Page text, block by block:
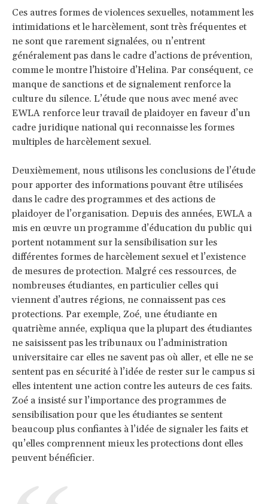
Ces autres formes de violences sexuelles, notamment les
intimidations et le harcèlement, sont très fréquentes et
ne sont que rarement signalées, ou n’entrent
généralement pas dans le cadre d’actions de prévention,
comme le montre l’histoire d’Helina. Par conséquent, ce
manque de sanctions et de signalement renforce la
culture du silence. L’étude que nous avec mené avec
EWLA renforce leur travail de plaidoyer en faveur d’un
cadre juridique national qui reconnaisse les formes
multiples de harcèlement sexuel.
Deuxièmement, nous utilisons les conclusions de l’étude
pour apporter des informations pouvant être utilisées
dans le cadre des programmes et des actions de
plaidoyer de l’organisation. Depuis des années, EWLA a
mis en œuvre un programme d’éducation du public qui
portent notamment sur la sensibilisation sur les
différentes formes de harcèlement sexuel et l’existence
de mesures de protection. Malgré ces ressources, de
nombreuses étudiantes, en particulier celles qui
viennent d’autres régions, ne connaissent pas ces
protections. Par exemple, Zoé, une étudiante en
quatrième année, expliqua que la plupart des étudiantes
ne saisissent pas les tribunaux ou l’administration
universitaire car elles ne savent pas où aller, et elle ne se
sentent pas en sécurité à l’idée de rester sur le campus si
elles intentent une action contre les auteurs de ces faits.
Zoé a insisté sur l’importance des programmes de
sensibilisation pour que les étudiantes se sentent
beaucoup plus confiantes à l’idée de signaler les faits et
qu’elles comprennent mieux les protections dont elles
peuvent bénéficier.